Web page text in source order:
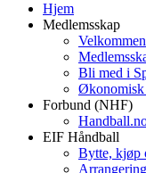
Hjem
Medlemsskap
Velkommen
Bli med i
Økonomisk
Forbund (NHF)
EIF Håndball
Bytte, kjøp